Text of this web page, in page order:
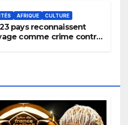
AFRIQUE CULTURE
pays reconnaissent
comme crime contre